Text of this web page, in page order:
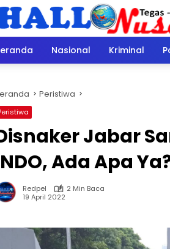
Nasional Kriminal
Peristiwa
Jabar
Ada Apa
Redpel
2 Min Baca
19 April 2022